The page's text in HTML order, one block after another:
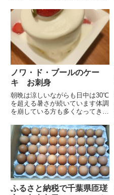
務づけられたので周囲の状況をみ
ながらやっていこうと思います昨
日のお昼はヒガシマルのかに雑炊
の素を使って雑炊土曜日の夜に
ド...
ノワ・ド・ブールのケー
キ お刺身
朝晩は涼しいながらも日中は30℃
を超える暑さが続いています体調
を崩している方も多くなってきて
す夕飯にはお刺し身が食べたかっ
たので仕事帰りに魚屋さんに寄り
ましたブリを柵で買ってきました
が物凄く美味しかったです語彙...
ふるさと納税で千葉県匝瑳